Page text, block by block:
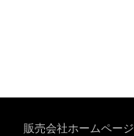
販売会社ホームページ